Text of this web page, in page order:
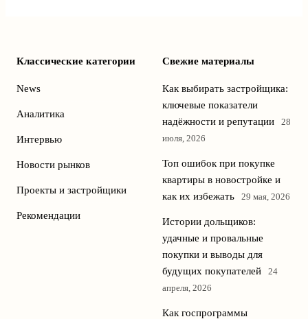
Классические категории
News
Аналитика
Интервью
Новости рынков
Проекты и застройщики
Рекомендации
Свежие материалы
Как выбирать застройщика:
ключевые показатели
надёжности и репутации
28
июля, 2026
Топ ошибок при покупке
квартиры в новостройке и
как их избежать
29 мая, 2026
Истории дольщиков:
удачные и провальные
покупки и выводы для
будущих покупателей
24
апреля, 2026
Как госпрограммы